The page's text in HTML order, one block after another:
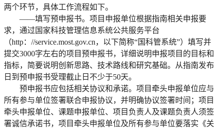
两个环节，具体工作流程如下。
——填写预申报书。项目申报单位根据指南相关申报要
求，通过国家科技管理信息系统公共服务平台
（http：//service.most.gov.cn，以下简称“国科管系统”）填写并
提交3000字左右的项目预申报书，详细说明申报项目的目标和
指标，简要说明创新思路、技术路线和研究基础。从指南发布
日到预申报书受理截止日不少于50天。
预申报书应包括相关协议和承诺。项目牵头申报单位应与
所有参与单位签署联合申报协议，并明确协议签署时间；项目
牵头申报单位、课题申报单位、项目负责人及课题负责人须签
署诚信承诺书，项目牵头申报单位及所有参与单位要落实《关